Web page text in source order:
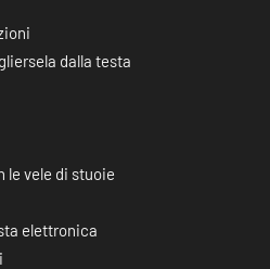
dalla testa
le vele di stuoie
elettronica